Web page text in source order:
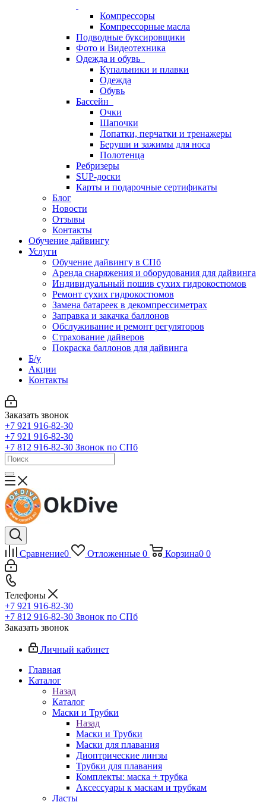
Компрессоры
Компрессорные масла
Подводные буксировщики
Фото и Видеотехника
Одежда и обувь
Купальники и плавки
Одежда
Обувь
Бассейн
Очки
Шапочки
Лопатки, перчатки и тренажеры
Беруши и зажимы для носа
Полотенца
Ребризеры
SUP-доски
Карты и подарочные сертификаты
Блог
Новости
Отзывы
Контакты
Обучение дайвингу
Услуги
Обучение дайвингу в СПб
Аренда снаряжения и оборудования для дайвинга
Индивидуальный пошив сухих гидрокостюмов
Ремонт сухих гидрокостюмов
Замена батареек в декомпрессиметрах
Заправка и закачка баллонов
Обслуживание и ремонт регуляторов
Страхование дайверов
Покраска баллонов для дайвинга
Б/у
Акции
Контакты
Заказать звонок
+7 921 916-82-30
+7 921 916-82-30
+7 812 916-82-30 Звонок по СПб
Сравнение0 Отложенные 0 Корзина0 0
Телефоны
+7 921 916-82-30
+7 812 916-82-30 Звонок по СПб
Заказать звонок
Личный кабинет
Главная
Каталог
Назад
Каталог
Маски и Трубки
Назад
Маски и Трубки
Маски для плавания
Диоптрические линзы
Трубки для плавания
Комплекты: маска + трубка
Аксессуары к маскам и трубкам
Ласты